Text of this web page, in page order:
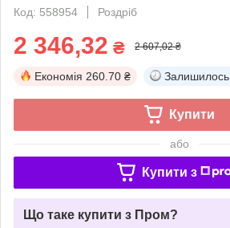
Код: 558954
Роздріб
2 346,32 ₴ 2 607,02 ₴
Економія 260.70 ₴ Залишилось
Купити
або
Купити з
Що таке купити з Пром?